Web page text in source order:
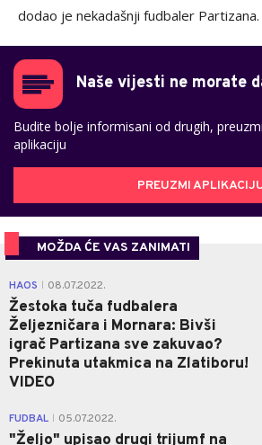
dodao je nekadašnji fudbaler Partizana.
Naše vijesti ne morate
Budite bolje informisani od drugih,
aplikaciju
PREUZMI
MOŽDA ĆE VAS ZANIMATI
HAOS 08.07.2022.
Žestoka tuča fudbalera
Željezničara i Mornara: Bivši
igrač Partizana sve zakuvao?
Prekinuta utakmica na Zlatiboru!
VIDEO
FUDBAL 05.07.2022.
"Željo" upisao drugi trijumf na